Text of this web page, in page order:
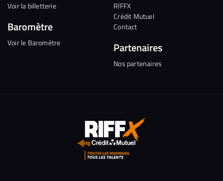
Voir la billetterie
Baromètre
Voir le Baromètre
RIFFX
Crédit Mutuel
Contact
Partenaires
Nos partenaires